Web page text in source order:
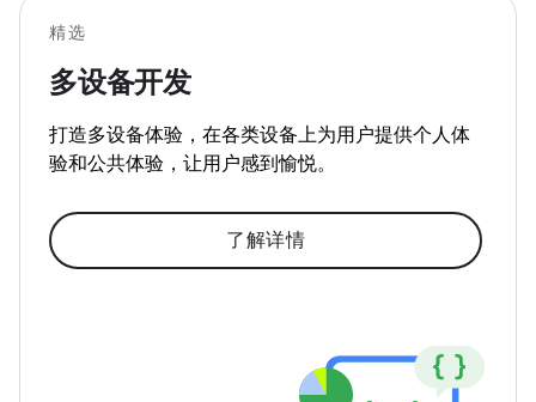
精选
多设备开发
打造多设备体验，在各类设备上为用户提供个人体
验和公共体验，让用户感到愉悦。
了解详情